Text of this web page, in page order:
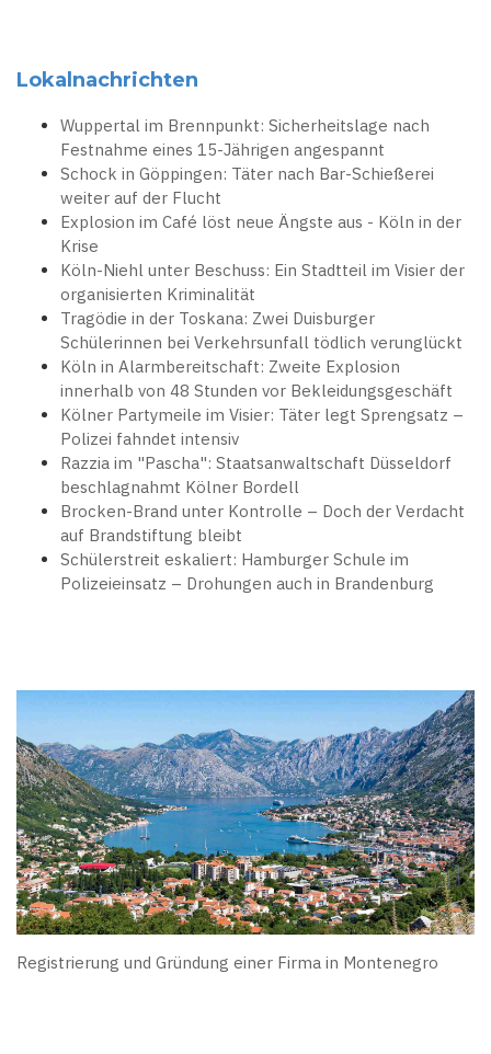
Lokalnachrichten
Wuppertal im Brennpunkt: Sicherheitslage nach
Festnahme eines 15-Jährigen angespannt
Schock in Göppingen: Täter nach Bar-Schießerei
weiter auf der Flucht
Explosion im Café löst neue Ängste aus - Köln in der
Krise
Köln-Niehl unter Beschuss: Ein Stadtteil im Visier der
organisierten Kriminalität
Tragödie in der Toskana: Zwei Duisburger
Schülerinnen bei Verkehrsunfall tödlich verunglückt
Köln in Alarmbereitschaft: Zweite Explosion
innerhalb von 48 Stunden vor Bekleidungsgeschäft
Kölner Partymeile im Visier: Täter legt Sprengsatz –
Polizei fahndet intensiv
Razzia im "Pascha": Staatsanwaltschaft Düsseldorf
beschlagnahmt Kölner Bordell
Brocken-Brand unter Kontrolle – Doch der Verdacht
auf Brandstiftung bleibt
Schülerstreit eskaliert: Hamburger Schule im
Polizeieinsatz – Drohungen auch in Brandenburg
Registrierung und Gründung einer Firma in Montenegro